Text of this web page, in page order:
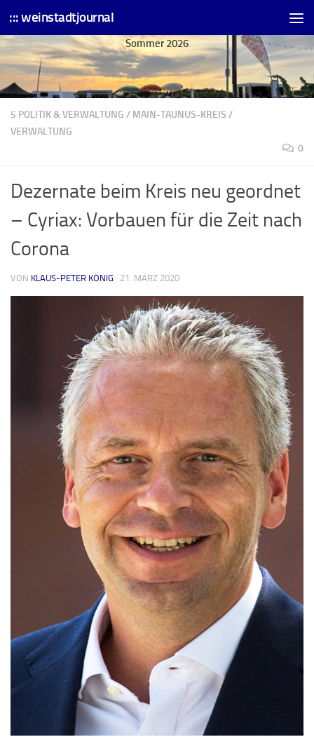
Skip to content
::: weinstadtjournal
Sommer 2026
5 POLITIK & VERWALTUNG / MAIN-TAUNUS-KREIS /
VERWALTUNG
0
Dezernate beim Kreis neu geordnet
– Cyriax: Vorbauen für die Zeit nach
Corona
VON KLAUS-PETER KÖNIG · 21. MÄRZ 2020